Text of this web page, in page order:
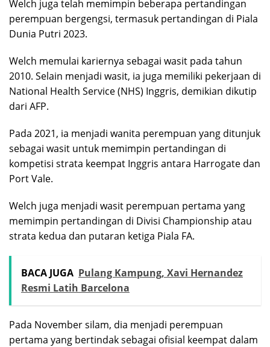
Welch juga telah memimpin beberapa pertandingan
perempuan bergengsi, termasuk pertandingan di Piala
Dunia Putri 2023.
Welch memulai kariernya sebagai wasit pada tahun
2010. Selain menjadi wasit, ia juga memiliki pekerjaan di
National Health Service (NHS) Inggris, demikian dikutip
dari AFP.
Pada 2021, ia menjadi wanita perempuan yang ditunjuk
sebagai wasit untuk memimpin pertandingan di
kompetisi strata keempat Inggris antara Harrogate dan
Port Vale.
Welch juga menjadi wasit perempuan pertama yang
memimpin pertandingan di Divisi Championship atau
strata kedua dan putaran ketiga Piala FA.
BACA JUGA Pulang Kampung, Xavi Hernandez
Resmi Latih Barcelona
Pada November silam, dia menjadi perempuan
pertama yang bertindak sebagai ofisial keempat dalam